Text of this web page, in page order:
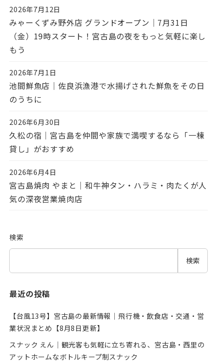
投稿日
2026年7月12日
みゃーくずみ野外店 グランドオープン｜7月31日
（金）19時スタート！宮古島の夜をもっと気軽に楽し
もう
投稿日
2026年7月1日
池間鮮魚店｜佐良浜漁港で水揚げされた鮮魚をその日
のうちに
投稿日
2026年6月30日
久松の宿｜宮古島を仲間や家族で満喫するなら「一棟
貸し」がおすすめ
投稿日
2026年6月4日
宮古島焼肉 やまと｜和牛神タン・ハラミ・肉たくが人
気の深夜営業焼肉店
検索
検索
最近の投稿
【台風13号】宮古島の最新情報｜飛行機・飲食店・交通・営
業状況まとめ【8月8日更新】
スナック えん｜観光客も気軽に立ち寄れる、宮古島・西里の
アットホームなボトルキープ制スナック